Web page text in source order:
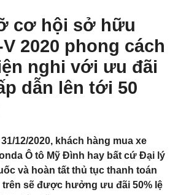
cơ hội sở hữu
2020 phong cách
nghi với ưu đãi
dẫn lên tới 50
12/2020, khách hàng mua xe
Ô tô Mỹ Đình hay bất cứ Đại lý
và hoàn tất thủ tục thanh toán
sẽ được hưởng ưu đãi 50% lệ